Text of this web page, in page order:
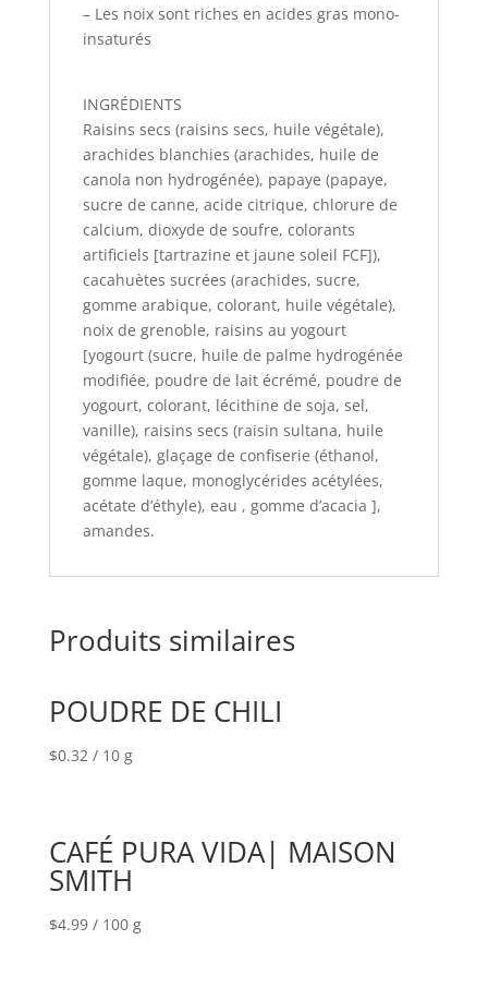
– Les noix sont riches en acides gras mono-
insaturés
INGRÉDIENTS
Raisins secs (raisins secs, huile végétale),
arachides blanchies (arachides, huile de
canola non hydrogénée), papaye (papaye,
sucre de canne, acide citrique, chlorure de
calcium, dioxyde de soufre, colorants
artificiels [tartrazine et jaune soleil FCF]),
cacahuètes sucrées (arachides, sucre,
gomme arabique, colorant, huile végétale),
noix de grenoble, raisins au yogourt
[yogourt (sucre, huile de palme hydrogénée
modifiée, poudre de lait écrémé, poudre de
yogourt, colorant, lécithine de soja, sel,
vanille), raisins secs (raisin sultana, huile
végétale), glaçage de confiserie (éthanol,
gomme laque, monoglycérides acétylées,
acétate d’éthyle), eau , gomme d’acacia ],
amandes.
Produits similaires
POUDRE DE CHILI
$0.32 / 10 g
CAFÉ PURA VIDA| MAISON
SMITH
$4.99 / 100 g